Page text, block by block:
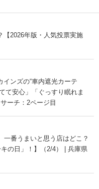
【2026年版・人気投票実施
ンズの“車内遮光カーテ
て安心」「ぐっすり眠れま
ーチ：2ページ目
番うまいと思う店はどこ？
の日」！】（2/4） | 兵庫県